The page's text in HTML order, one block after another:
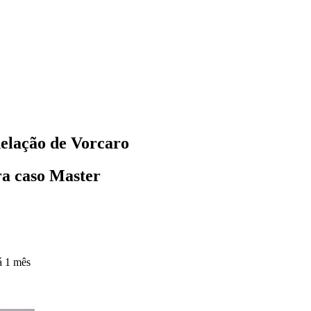
de Vorcaro
caso Master
1 mês